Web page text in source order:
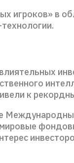
игроков» в
к